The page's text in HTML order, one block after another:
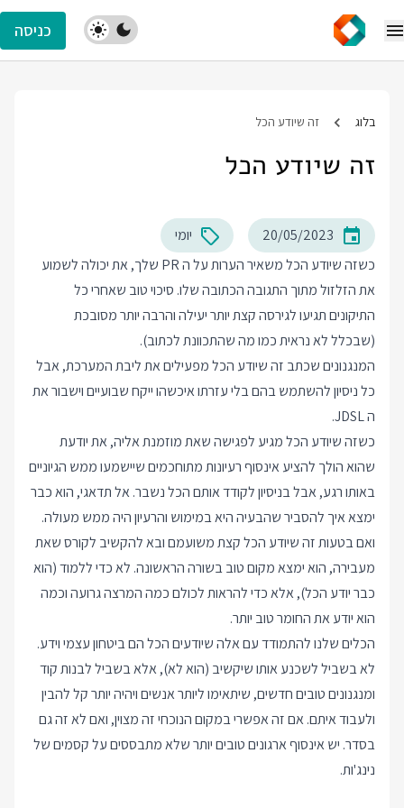
כניסה
בלוג זה שיודע הכל
זה שיודע הכל
20/05/2023
יומי
כשזה שיודע הכל משאיר הערות על ה PR שלך, את יכולה לשמוע
את הזלזול מתוך התגובה הכתובה שלו. סיכוי טוב שאחרי כל
התיקונים תגיעו לגירסה קצת יותר יעילה והרבה יותר מסובכת
(שבכלל לא נראית כמו מה שהתכוונת לכתוב).
המנגנונים שכתב זה שיודע הכל מפעילים את ליבת המערכת, אבל
כל ניסיון להשתמש בהם בלי עזרתו איכשהו ייקח שבועייםוישבור את
ה JDSL
.
כשזה שיודע הכל מגיע לפגישה שאת מוזמנת אליה, את יודעת
שהוא הולך להציע אינסוף רעיונות מתוחכמים שיישמעו ממש הגיוניים
באותו רגע, אבל בניסיון לקודד אותם הכל נשבר. אל תדאגי, הוא כבר
ימצא איך להסביר שהבעיה היא במימוש והרעיון היה ממש מעולה.
ואם בטעות זה שיודע הכל קצת משועמם ובא להקשיב לקורס שאת
מעבירה, הוא ימצא מקום טוב בשורה הראשונה. לא כדי ללמוד (הוא
כבר יודע הכל), אלא כדי להראות לכולם כמה המרצה גרועה וכמה
הוא יודע את החומר טוב יותר.
הכלים שלנו להתמודד עם אלה שיודעים הכל הם ביטחון עצמי וידע.
לא בשביל לשכנע אותו שיקשיב (הוא לא), אלא בשביל לבנות קוד
ומנגנונים טובים חדשים, שיתאימו ליותר אנשים ויהיה יותר קל להבין
ולעבוד איתם. אם זה אפשרי במקום הנוכחי זה מצוין, ואם לא זה גם
בסדר. יש אינסוף ארגונים טובים יותר שלא מתבססים על קסמים של
נינג'ות.